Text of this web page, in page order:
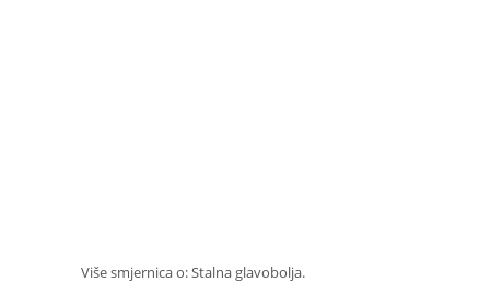
Više smjernica o: Stalna glavobolja.